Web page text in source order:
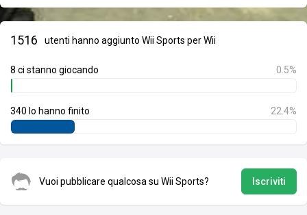
1516 utenti hanno aggiunto Wii Sports per Wii
8 ci stanno giocando 0.5%
340 lo hanno finito 22.4%
Vuoi pubblicare qualcosa su Wii Sports? Iscriviti